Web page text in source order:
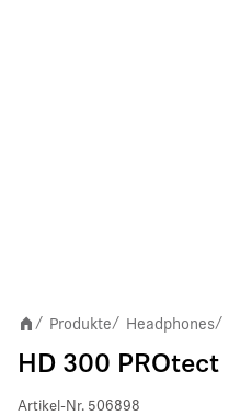
/ Produkte/ Headphones/
HD 300 PROtect
Artikel-Nr. 506898